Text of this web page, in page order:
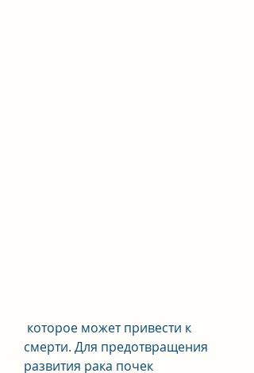
смерти. Для предотвращения
развития рака почек